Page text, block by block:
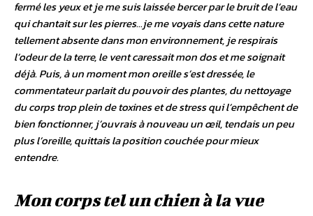
fermé les yeux et je me suis laissée bercer par le bruit de l’eau
qui chantait sur les pierres…je me voyais dans cette nature
tellement absente dans mon environnement, je respirais
l’odeur de la terre, le vent caressait mon dos et me soignait
déjà. Puis, à un moment mon oreille s’est dressée, le
commentateur parlait du pouvoir des plantes, du nettoyage
du corps trop plein de toxines et de stress qui l’empêchent de
bien fonctionner, j’ouvrais à nouveau un œil, tendais un peu
plus l’oreille, quittais la position couchée pour mieux
entendre.
Mon corps tel un chien à la vue